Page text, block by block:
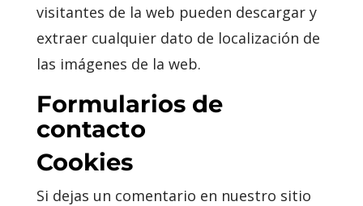
visitantes de la web pueden descargar y
extraer cualquier dato de localización de
las imágenes de la web.
Formularios de
contacto
Cookies
Si dejas un comentario en nuestro sitio